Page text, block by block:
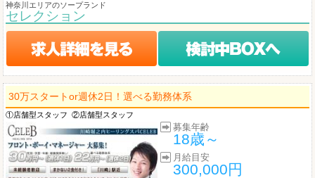
神奈川エリアのソープランド
セレクション
30万スタートor週休2日！選べる勤務体系
①店舗型スタッフ ②店舗型スタッフ
募集年齢
18歳～
月給目安
300,000円